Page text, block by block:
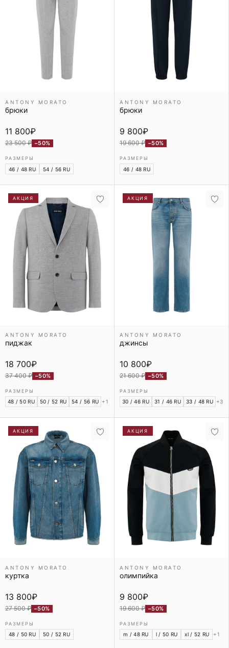
ANTONY MORATO
брюки
11 800₽
23 500 ₽ −50%
РАЗМЕРЫ
46 / 48 RU 54 / 56 RU
ANTONY MORATO
брюки
9 800₽
19 600 ₽ −50%
РАЗМЕРЫ
46 / 48 RU
АКЦИЯ
ANTONY MORATO
пиджак
18 700₽
37 400 ₽ −50%
РАЗМЕРЫ
48 / 50 RU 50 / 52 RU 54 / 56 RU +1
АКЦИЯ
ANTONY MORATO
джинсы
10 800₽
21 600 ₽ −50%
РАЗМЕРЫ
30 / 46 RU 31 / 46 RU 33 / 48 RU +3
АКЦИЯ
ANTONY MORATO
куртка
13 800₽
27 500 ₽ −50%
РАЗМЕРЫ
48 / 50 RU 50 / 52 RU
АКЦИЯ
ANTONY MORATO
олимпийка
9 800₽
19 600 ₽ −50%
РАЗМЕРЫ
m / 48 RU l / 50 RU xl / 52 RU +1